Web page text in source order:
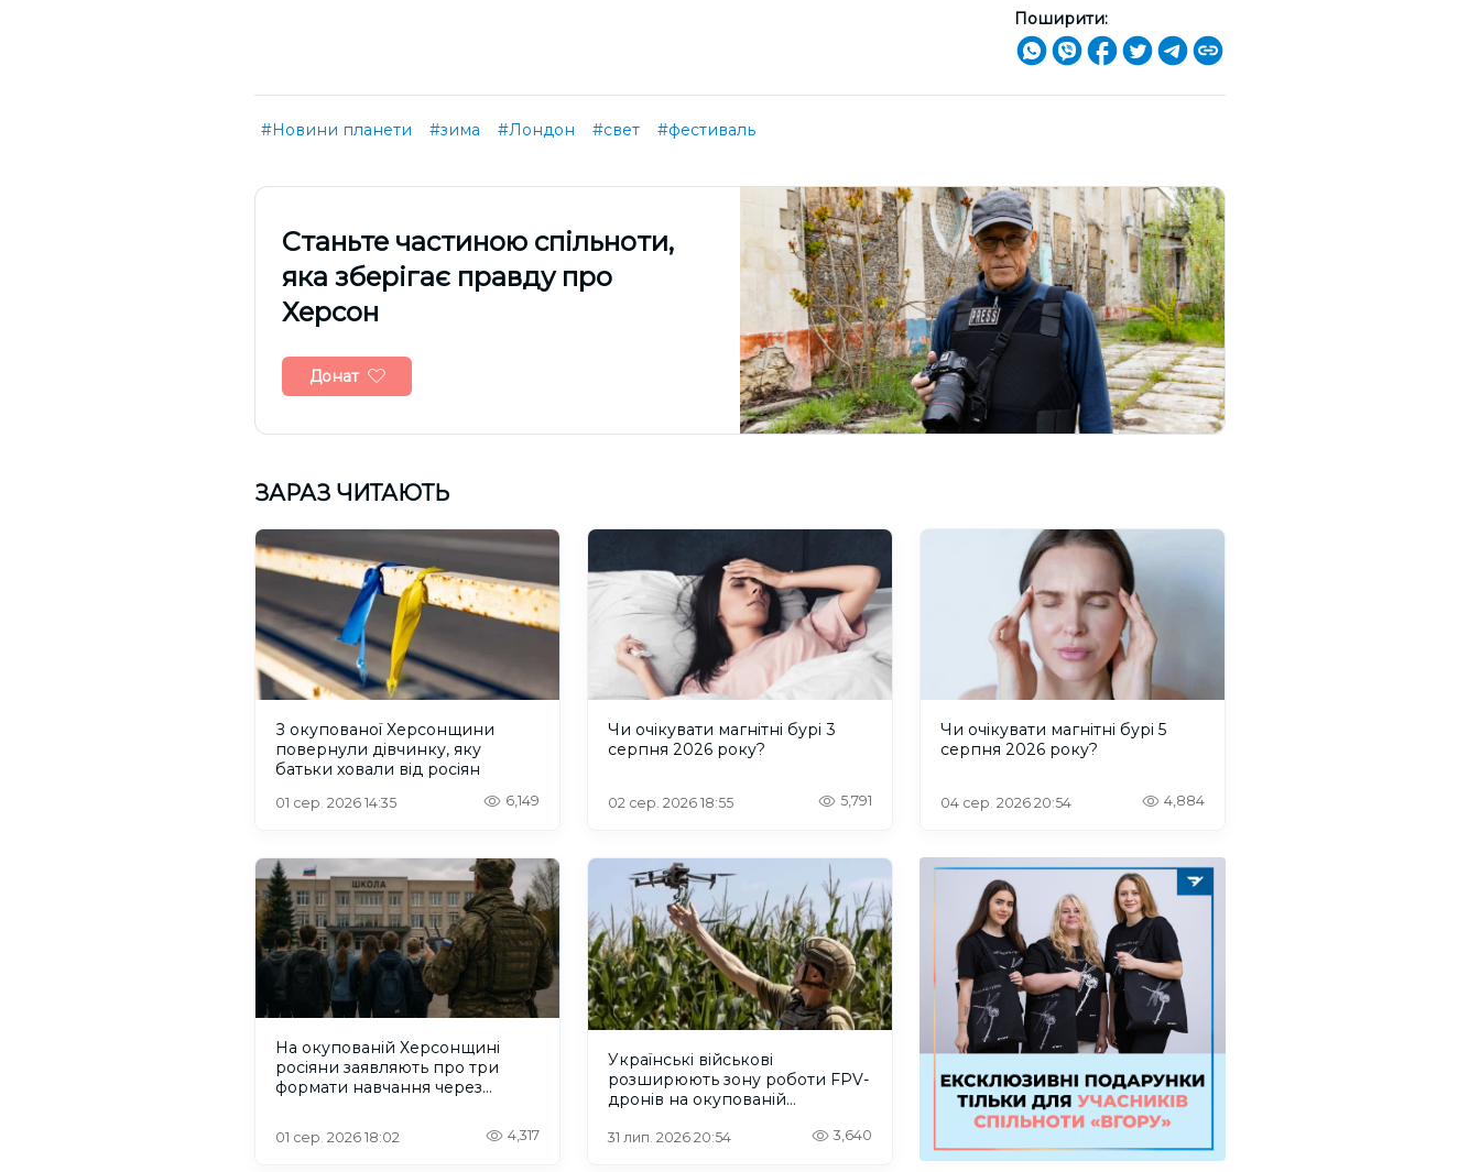
Поширити:
#Новини планети #зима #Лондон #свет #фестиваль
Cтаньте частиною спільноти,
яка зберігає правду про
Херсон
Донат
ЗАРАЗ ЧИТАЮТЬ
З окупованої Херсонщини
повернули дівчинку, яку
батьки ховали від росіян
01 сер. 2026 14:35 6,149
Чи очікувати магнітні бурі 3
серпня 2026 року?
02 сер. 2026 18:55 5,791
Чи очікувати магнітні бурі 5
серпня 2026 року?
04 сер. 2026 20:54 4,884
На окупованій Херсонщині
росіяни заявляють про три
формати навчання через
01 сер. 2026 18:02 4,317
Українські військові
розширюють зону роботи FPV-
дронів на окупованій
31 лип. 2026 20:54 3,640